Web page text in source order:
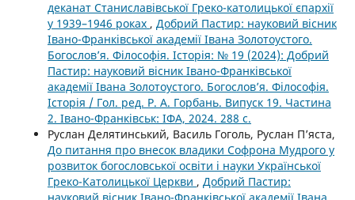
деканат Станиславівської Греко-католицької єпархії
у 1939–1946 роках , Добрий Пастир: науковий вісник
Івано-Франківської академії Івана Золотоустого.
Богослов’я. Філософія. Історія: № 19 (2024): Добрий
Пастир: науковий вісник Івано-Франківської
академії Івана Золотоустого. Богослов’я. Філософія.
Історія / Гол. ред. Р. А. Горбань. Випуск 19. Частина
2. Івано-Франківськ: ІФА, 2024. 288 с.
Руслан Делятинський, Василь Гоголь, Руслан П’яста,
До питання про внесок владики Софрона Мудрого у
розвиток богословської освіти і науки Української
Греко-Католицької Церкви , Добрий Пастир: